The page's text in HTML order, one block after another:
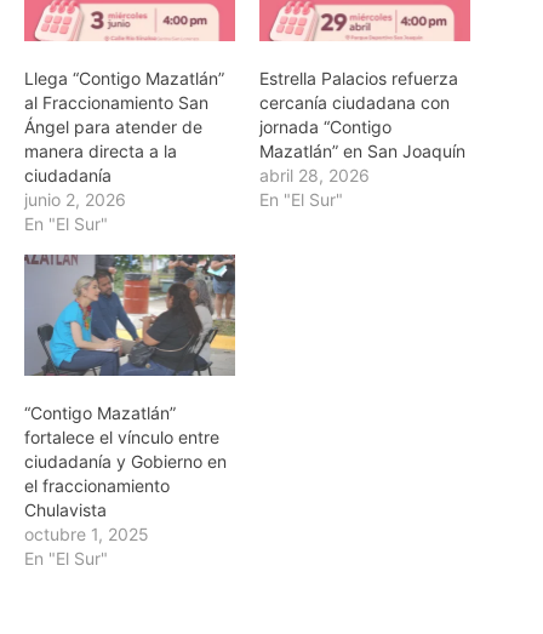
Llega “Contigo Mazatlán”
al Fraccionamiento San
Ángel para atender de
manera directa a la
ciudadanía
junio 2, 2026
En "El Sur"
Estrella Palacios refuerza
cercanía ciudadana con
jornada “Contigo
Mazatlán” en San Joaquín
abril 28, 2026
En "El Sur"
“Contigo Mazatlán”
fortalece el vínculo entre
ciudadanía y Gobierno en
el fraccionamiento
Chulavista
octubre 1, 2025
En "El Sur"